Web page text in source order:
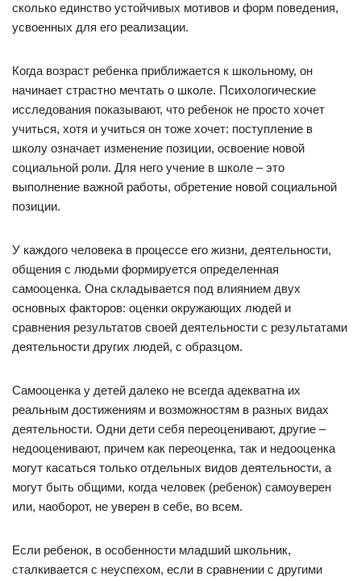
сколько единство устойчивых мотивов и форм поведения,
усвоенных для его реализации.
Когда возраст ребенка приближается к школьному, он
начинает страстно мечтать о школе. Психологические
исследования показывают, что ребенок не просто хочет
учиться, хотя и учиться он тоже хочет: поступление в
школу означает изменение позиции, освоение новой
социальной роли. Для него учение в школе – это
выполнение важной работы, обретение новой социальной
позиции.
У каждого человека в процессе его жизни, деятельности,
общения с людьми формируется определенная
самооценка. Она складывается под влиянием двух
основных факторов: оценки окружающих людей и
сравнения результатов своей деятельности с результатами
деятельности других людей, с образцом.
Самооценка у детей далеко не всегда адекватна их
реальным достижениям и возможностям в разных видах
деятельности. Одни дети себя переоценивают, другие –
недооценивают, причем как переоценка, так и недооценка
могут касаться только отдельных видов деятельности, а
могут быть общими, когда человек (ребенок) самоуверен
или, наоборот, не уверен в себе, во всем.
Если ребенок, в особенности младший школьник,
сталкивается с неуспехом, если в сравнении с другими